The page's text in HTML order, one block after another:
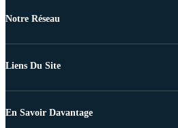
Notre Réseau
Liens Du Site
En Savoir Davantage